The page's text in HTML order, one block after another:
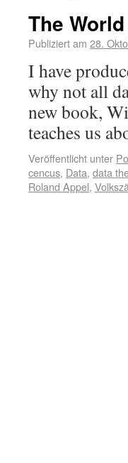
The
Publiziert am 28.
I have
why not all
new book,
teaches us
Veröffentlicht unter
cencus, Data, data
Roland Appel,